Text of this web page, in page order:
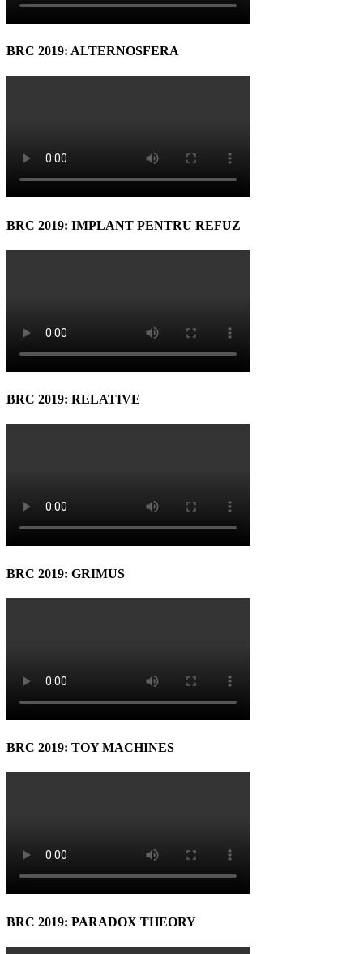
BRC 2019: ALTERNOSFERA
BRC 2019: IMPLANT PENTRU REFUZ
BRC 2019: RELATIVE
BRC 2019: GRIMUS
BRC 2019: TOY MACHINES
BRC 2019: PARADOX THEORY